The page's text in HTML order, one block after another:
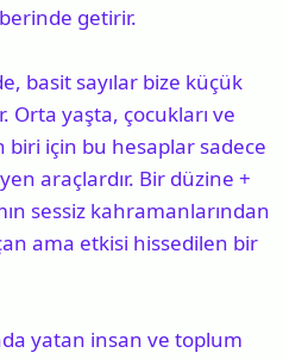
getirir.
basit sayılar bize küçük
Orta yaşta, çocukları ve
için bu hesaplar sadece
araçlardır. Bir düzine +
sessiz kahramanlarından
ama etkisi hissedilen bir
yatan insan ve toplum